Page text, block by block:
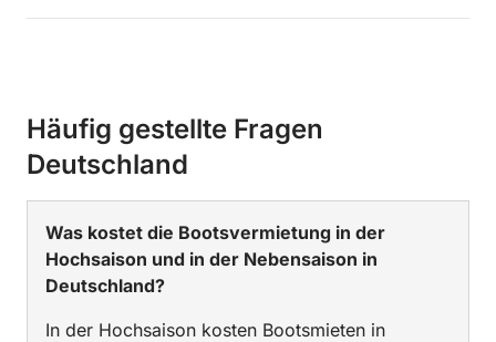
Häufig gestellte Fragen
Deutschland
Was kostet die Bootsvermietung in der
Hochsaison und in der Nebensaison in
Deutschland?
In der Hochsaison kosten Bootsmieten in